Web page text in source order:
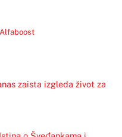
Alfaboost
zaista izgleda život za